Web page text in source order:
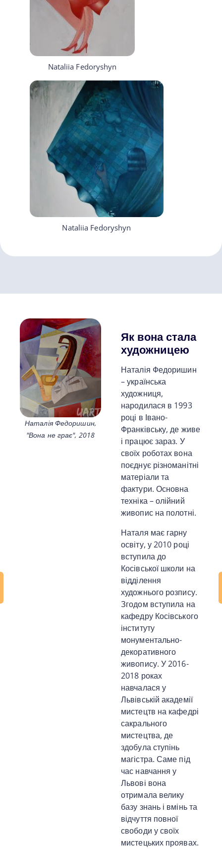
Nataliia Fedoryshyn
Nataliia Fedoryshyn
Наталія Федоришин,
"Вона не грає", 2018
Як вона стала
художницею
Наталія Федоришин
– українська
художниця,
народилася в 1993
році в Івано-
Франківську, де живе
і працює зараз. У
своїх роботах вона
поєднує різноманітні
матеріали та
фактури. Основна
техніка – олійний
живопис на полотні.
Наталя має гарну
освіту, у 2010 році
вступила до
Косівської школи на
відділення
художнього розпису.
Згодом вступила на
кафедру Косівського
інституту
монументально-
декоративного
живопису. У 2016-
2018 роках
навчалася у
Львівській академії
мистецтв на кафедрі
сакрального
мистецтва, де
здобула ступінь
магістра. Саме під
час навчання у
Львові вона
отримала велику
базу знань і вмінь та
відчуття повної
свободи у своїх
мистецьких проявах.